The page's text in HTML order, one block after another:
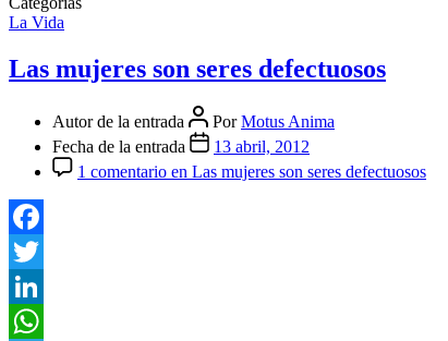
La Vida
Las mujeres son seres defectuosos
Autor de la entrada PorMotus Anima
Fecha de la entrada
13 abril, 2012
1 comentario en Las mujeres son seres defectuosos
Facebook
Twitter
LinkedIn